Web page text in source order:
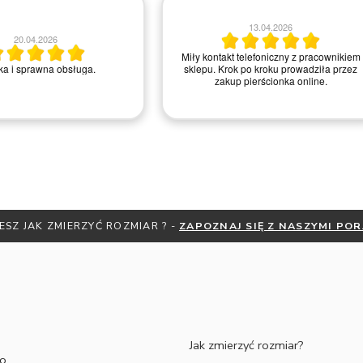
20.04.2026
i sprawna obsługa.
13.04.2026
Miły kontakt telefoniczny z pracownikiem
sklepu. Krok po kroku prowadziła przez
zakup pierścionka online.
MIARKĘ JUBILERSKĄ ORAZ DO 30% ZNIŻKI ZAPISZ SIĘ
Jak zmierzyć rozmiar?